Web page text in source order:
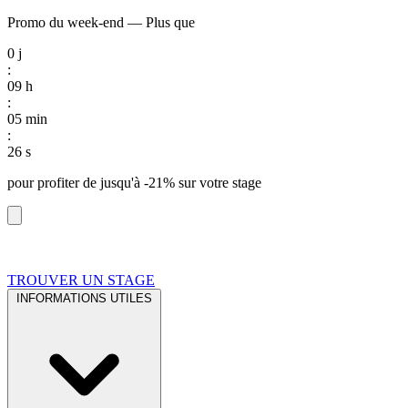
Promo du week-end — Plus que
0 j
:
09 h
:
05 min
:
25 s
pour profiter de jusqu'à -21% sur votre stage
TROUVER UN STAGE
INFORMATIONS UTILES